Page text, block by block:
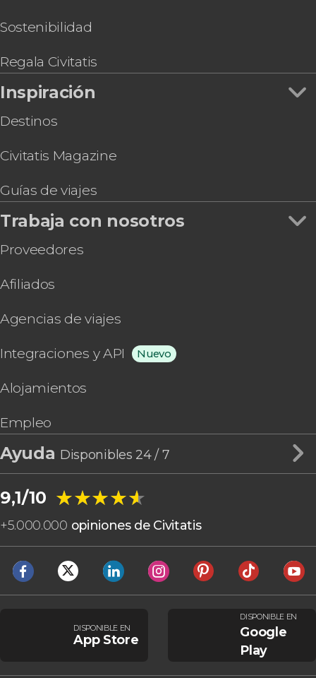
Sostenibilidad
Regala Civitatis
Inspiración
Destinos
Civitatis Magazine
Guías de viajes
Trabaja con nosotros
Proveedores
Afiliados
Agencias de viajes
Integraciones y API Nuevo
Alojamientos
Empleo
Ayuda Disponibles 24 / 7
9,1/10 ★★★★★
★★★★★
+5.000.000 opiniones de Civitatis
DISPONIBLE EN
App Store
DISPONIBLE EN
Google
Play